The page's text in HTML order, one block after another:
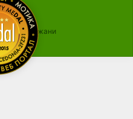
се задржани